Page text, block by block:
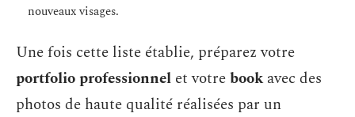
nouveaux visages.
Une fois cette liste établie, préparez votre
portfolio professionnel et votrebookavec des
photos de haute qualité réalisées par un